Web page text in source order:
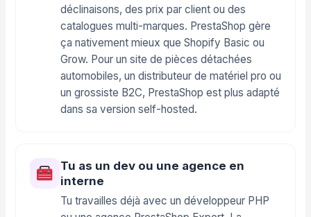
déclinaisons, des prix par client ou des
catalogues multi-marques. PrestaShop gère
ça nativement mieux que Shopify Basic ou
Grow. Pour un site de pièces détachées
automobiles, un distributeur de matériel pro ou
un grossiste B2C, PrestaShop est plus adapté
dans sa version self-hosted.
Tu as un dev ou une agence en
interne
Tu travailles déjà avec un développeur PHP